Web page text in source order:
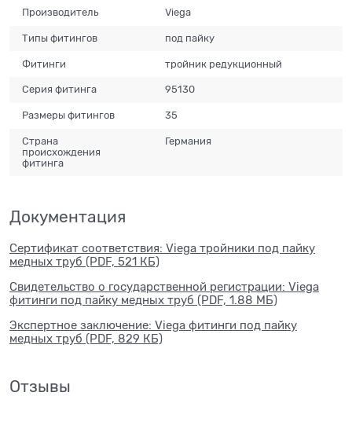
Производитель Viega
Типы фитингов под пайку
Фитинги тройник редукционный
Серия фитинга 95130
Размеры фитингов 35
Страна
происхождения
фитинга
Германия
Документация
Сертификат соответствия: Viega тройники под пайку
медных труб (PDF, 521 КБ)
Свидетельство о государственной регистрации: Viega
фитинги под пайку медных труб (PDF, 1.88 МБ)
Экспертное заключение: Viega фитинги под пайку
медных труб (PDF, 829 КБ)
Отзывы